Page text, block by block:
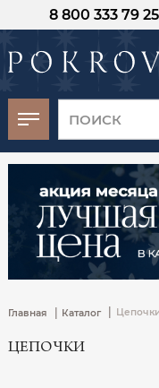
8 800 333 79 25
Главная | Каталог
ЦЕПОЧКИ
-30%
момента оплаты